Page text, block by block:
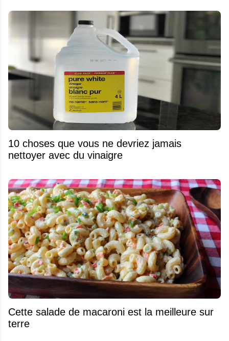
10 choses que vous ne devriez jamais
nettoyer avec du vinaigre
Cette salade de macaroni est la meilleure sur
terre